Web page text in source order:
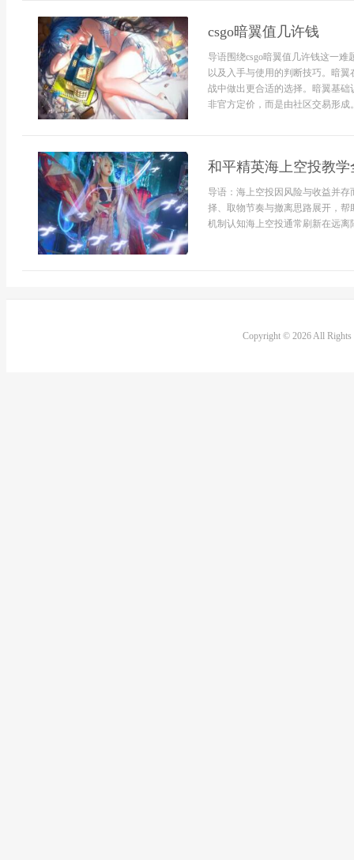
csgo暗翼值几许钱
导语围绕csgo暗翼值几许钱这一
以及入手与使用的判断技巧。暗
战中做出更合适的选择。暗翼基
非官方定价，而是由社区交易形成
和平精英海上空投教
导语：海上空投因风险与收益并
择、取物节奏与撤离思路展开，
机制认知海上空投通常刷新在远
Copyright © 2026 All